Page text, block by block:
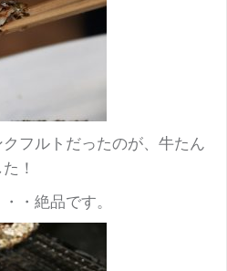
フルトだったのが、牛たん
！
・絶品です。